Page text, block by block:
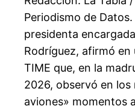
Periodismo de
presidenta
Rodríguez, afirmó
TIME que, en la
2026, observó en los
aviones» momentos